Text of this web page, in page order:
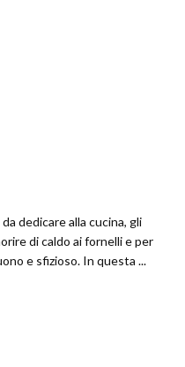
dedicare alla cucina, gli
di caldo ai fornelli e per
e sfizioso. In questa ...